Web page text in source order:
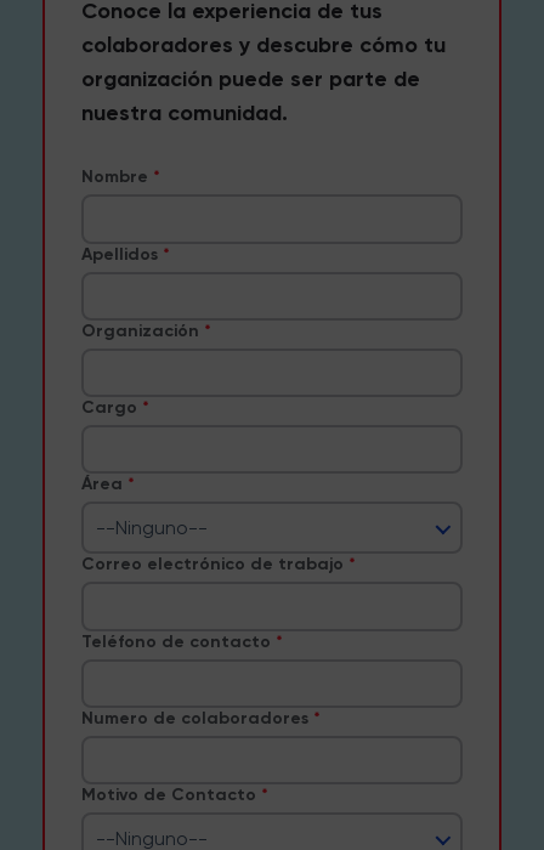
Conoce la experiencia de tus
colaboradores y descubre cómo tu
organización puede ser parte de
nuestra comunidad.
Nombre
Apellidos
Organización
Cargo
Área
--Ninguno--
Correo electrónico de trabajo
Teléfono de contacto
Numero de colaboradores
Motivo de Contacto
--Ninguno--